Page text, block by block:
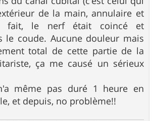
de la main, annulaire et
fait, le nerf était coincé et
le coude. Aucune douleur mais
total de cette partie de la
ça me causé un sérieux
même pas duré 1 heure en
et depuis, no problème!!